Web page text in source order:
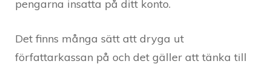
pengarna insatta på ditt konto.
Det finns många sätt att dryga ut
författarkassan på och det gäller att tänka till